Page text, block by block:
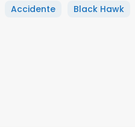
Accidente Black Hawk